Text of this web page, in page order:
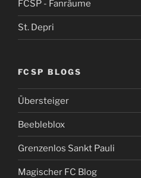
FCSP - Fanräume
St. Depri
FCSP BLOGS
Übersteiger
Beebleblox
Grenzenlos Sankt Pauli
Magischer FC Blog